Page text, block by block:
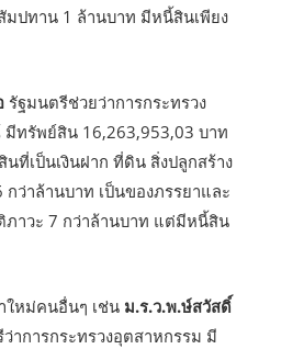
ปทาน 1 ล้านบาท มีหนี้สินเพียง
รัฐมนตรีช่วยว่าการกระทรวง
ทรัพย์สิน 16,263,953,03 บาท
ที่เป็นเงินฝาก ที่ดิน สิ่งปลูกสร้าง
ว่าล้านบาท เป็นของภรรยาและ
ภาวะ 7 กว่าล้านบาท แต่มีหนี้สิน
หม่คนอื่นๆ เช่น ม.ร.ว.พ.ษ์สวัสดิ์
าการกระทรวงอุตสาหกรรม มี